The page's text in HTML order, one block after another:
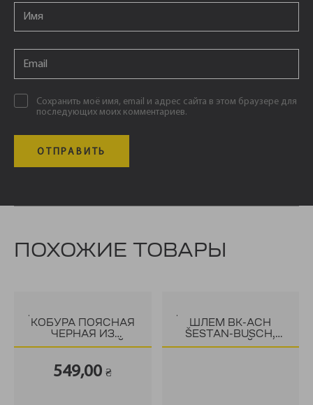
Email*
Email*
Сохранить моё имя, email и адрес сайта в этом браузере для
последующих моих комментариев.
ПОХОЖИЕ ТОВАРЫ
.
КОБУРА ПОЯСНАЯ
ЧЕРНАЯ ИЗ
НАТУРАЛЬНОЙ
549,00₴
.
ШЛЕМ BK-ACH
ŠESTAN-BUSCH,
ЧЕРНЫЙ